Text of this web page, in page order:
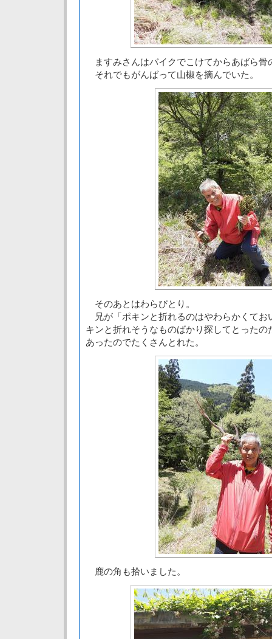
ますみさんはバイクでこけてからあばら骨
それでもがんばって山椒を摘んでいた。
そのあとはわらびとり。
兄が「ポキンと折れるのはやわらかくてお
キンと折れそうなものばかり探してとった
あったのでたくさんとれた。
鹿の角も拾いました。